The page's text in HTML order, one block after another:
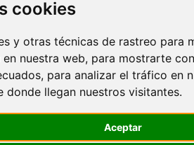
cookies
y otras técnicas de rastreo para
en nuestra web, para mostrarte
para analizar el tráfico en
donde llegan nuestros visitantes.
Aceptar
Auto + Seguro.